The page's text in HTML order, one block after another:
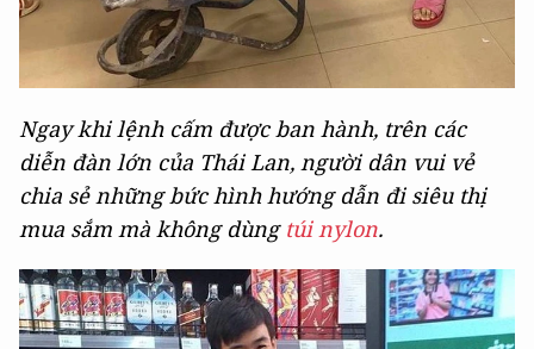
Ngay khi lệnh cấm được ban hành, trên các
diễn đàn lớn của Thái Lan, người dân vui vẻ
chia sẻ những bức hình hướng dẫn đi siêu thị
mua sắm mà không dùng túi nylon.